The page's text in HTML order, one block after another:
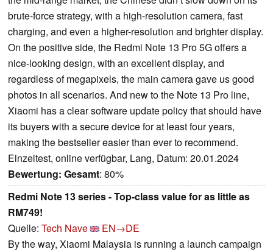
brute-force strategy, with a high-resolution camera, fast
charging, and even a higher-resolution and brighter display.
On the positive side, the Redmi Note 13 Pro 5G offers a
nice-looking design, with an excellent display, and
regardless of megapixels, the main camera gave us good
photos in all scenarios. And new to the Note 13 Pro line,
Xiaomi has a clear software update policy that should have
its buyers with a secure device for at least four years,
making the bestseller easier than ever to recommend.
Einzeltest, online verfügbar, Lang, Datum: 20.01.2024
Bewertung: Gesamt: 80%
Redmi Note 13 series - Top-class value for as little as
RM749!
Quelle: Tech Nave
EN→DE
By the way, Xiaomi Malaysia is running a launch campaign